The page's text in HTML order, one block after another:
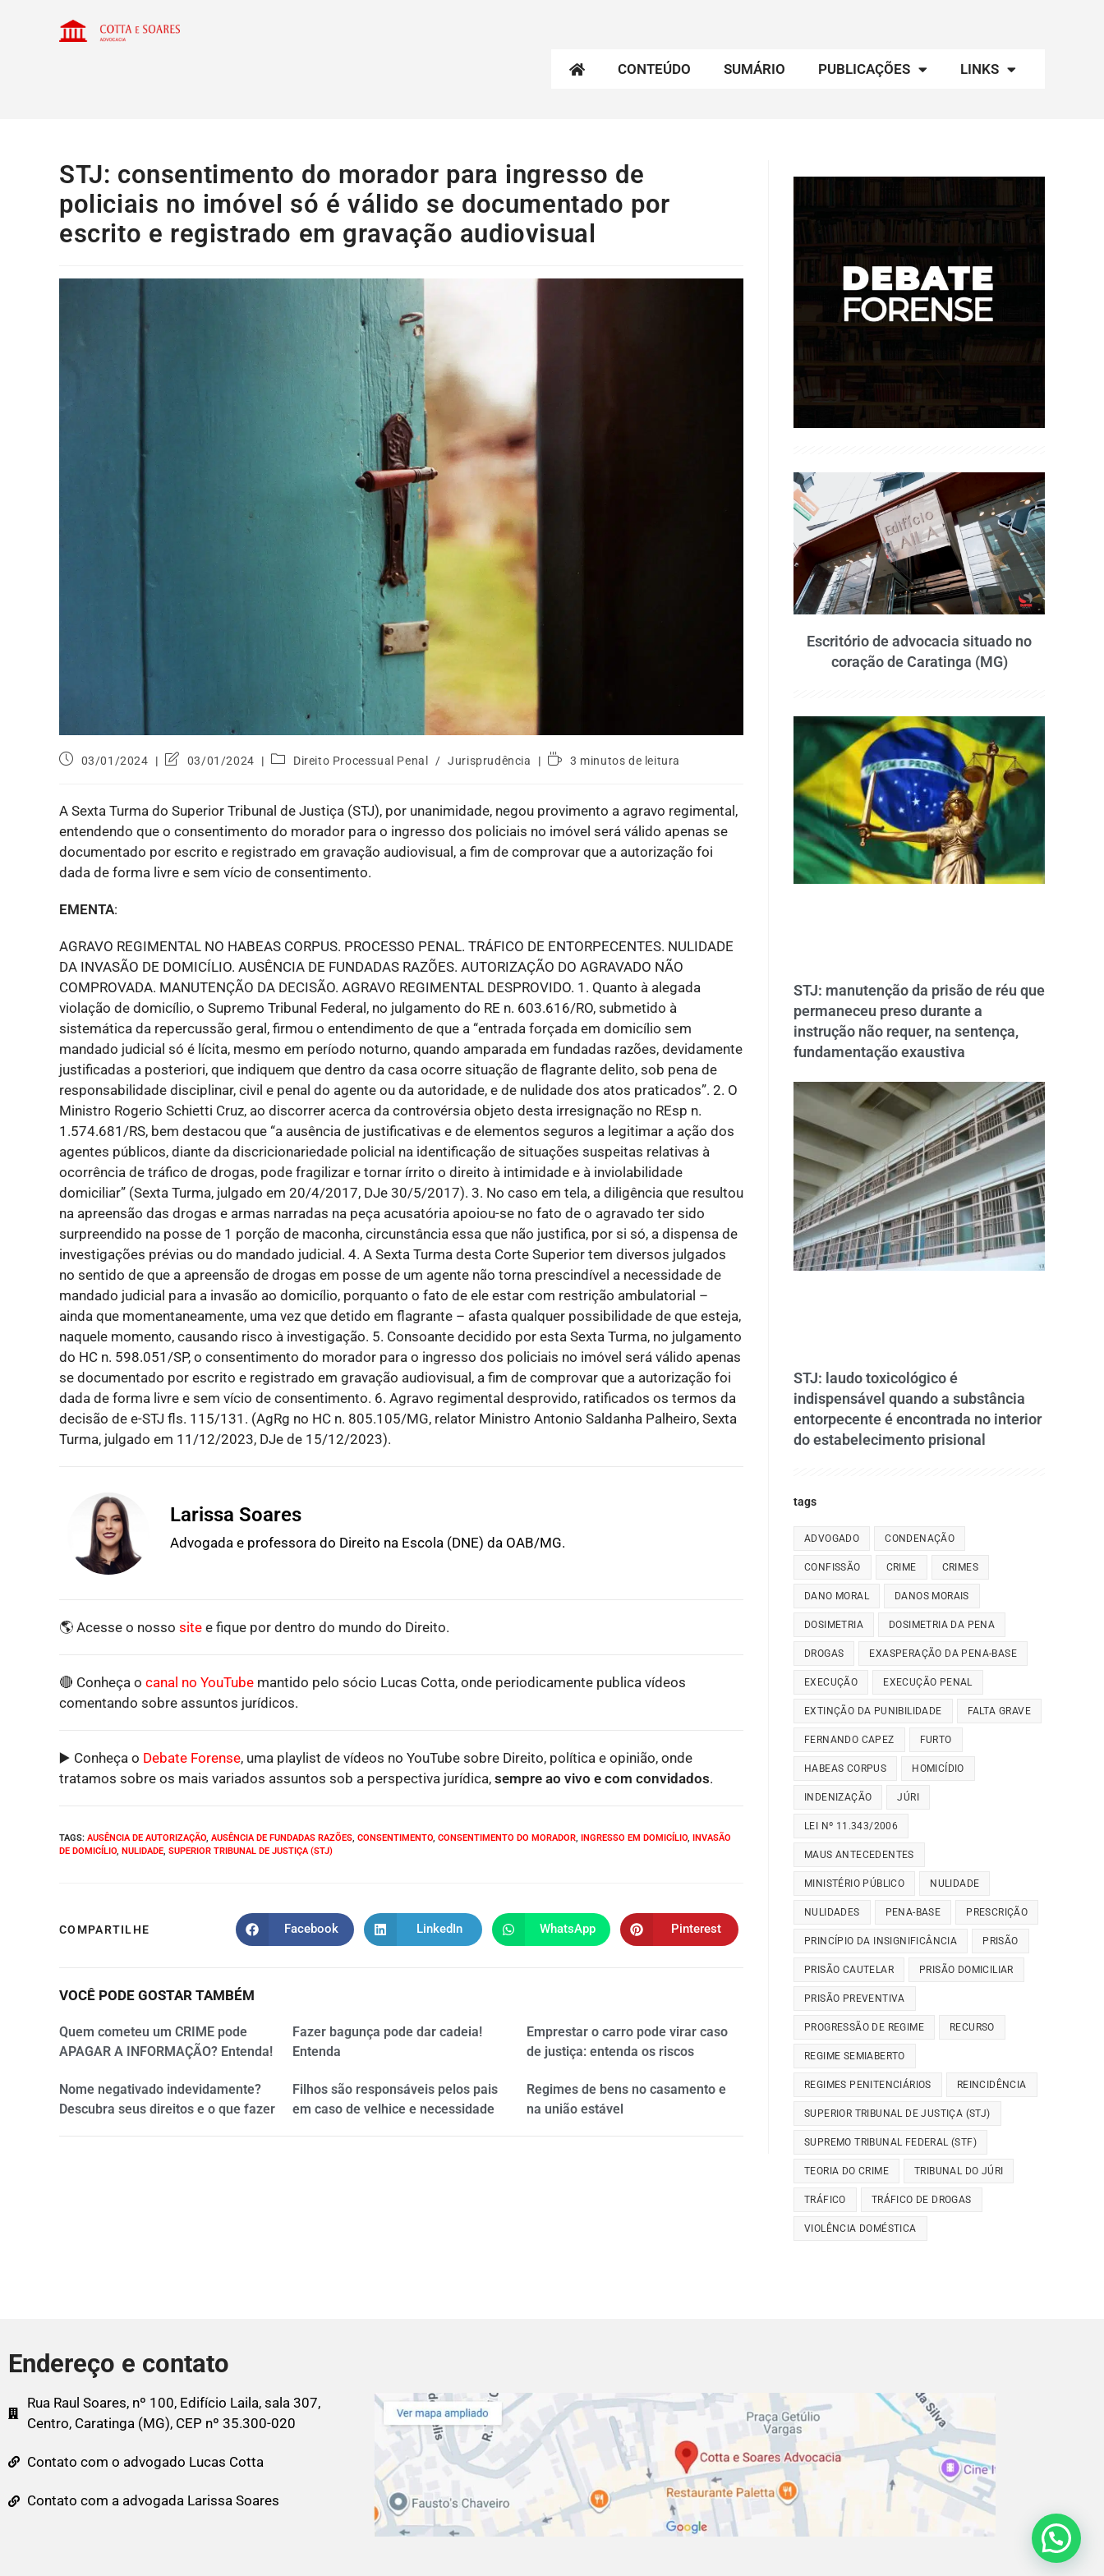
CONTEÚDO SUMÁRIO PUBLICAÇÕES LINKS
STJ: consentimento do morador para ingresso de
policiais no imóvel só é válido se documentado por
escrito e registrado em gravação audiovisual
03/01/2024 03/01/2024 Direito Processual Penal / Jurisprudência 3 minutos de leitura
A Sexta Turma do Superior Tribunal de Justiça (STJ), por unanimidade, negou provimento a agravo regimental,
entendendo que o consentimento do morador para o ingresso dos policiais no imóvel será válido apenas se
documentado por escrito e registrado em gravação audiovisual, a fim de comprovar que a autorização foi
dada de forma livre e sem vício de consentimento.
EMENTA:
AGRAVO REGIMENTAL NO HABEAS CORPUS. PROCESSO PENAL. TRÁFICO DE ENTORPECENTES. NULIDADE
DA INVASÃO DE DOMICÍLIO. AUSÊNCIA DE FUNDADAS RAZÕES. AUTORIZAÇÃO DO AGRAVADO NÃO
COMPROVADA. MANUTENÇÃO DA DECISÃO. AGRAVO REGIMENTAL DESPROVIDO. 1. Quanto à alegada
violação de domicílio, o Supremo Tribunal Federal, no julgamento do RE n. 603.616/RO, submetido à
sistemática da repercussão geral, firmou o entendimento de que a “entrada forçada em domicílio sem
mandado judicial só é lícita, mesmo em período noturno, quando amparada em fundadas razões, devidamente
justificadas a posteriori, que indiquem que dentro da casa ocorre situação de flagrante delito, sob pena de
responsabilidade disciplinar, civil e penal do agente ou da autoridade, e de nulidade dos atos praticados”. 2. O
Ministro Rogerio Schietti Cruz, ao discorrer acerca da controvérsia objeto desta irresignação no REsp n.
1.574.681/RS, bem destacou que “a ausência de justificativas e de elementos seguros a legitimar a ação dos
agentes públicos, diante da discricionariedade policial na identificação de situações suspeitas relativas à
ocorrência de tráfico de drogas, pode fragilizar e tornar írrito o direito à intimidade e à inviolabilidade
domiciliar” (Sexta Turma, julgado em 20/4/2017, DJe 30/5/2017). 3. No caso em tela, a diligência que resultou
na apreensão das drogas e armas narradas na peça acusatória apoiou-se no fato de o agravado ter sido
surpreendido na posse de 1 porção de maconha, circunstância essa que não justifica, por si só, a dispensa de
investigações prévias ou do mandado judicial. 4. A Sexta Turma desta Corte Superior tem diversos julgados
no sentido de que a apreensão de drogas em posse de um agente não torna prescindível a necessidade de
mandado judicial para a invasão ao domicílio, porquanto o fato de ele estar com restrição ambulatorial –
ainda que momentaneamente, uma vez que detido em flagrante – afasta qualquer possibilidade de que esteja,
naquele momento, causando risco à investigação. 5. Consoante decidido por esta Sexta Turma, no julgamento
do HC n. 598.051/SP, o consentimento do morador para o ingresso dos policiais no imóvel será válido apenas
se documentado por escrito e registrado em gravação audiovisual, a fim de comprovar que a autorização foi
dada de forma livre e sem vício de consentimento. 6. Agravo regimental desprovido, ratificados os termos da
decisão de e-STJ fls. 115/131. (AgRg no HC n. 805.105/MG, relator Ministro Antonio Saldanha Palheiro, Sexta
Turma, julgado em 11/12/2023, DJe de 15/12/2023).
Larissa Soares
Advogada e professora do Direito na Escola (DNE) da OAB/MG.
🌎 Acesse o nosso site e fique por dentro do mundo do Direito.
🔴 Conheça o canal no YouTube mantido pelo sócio Lucas Cotta, onde periodicamente publica vídeos
comentando sobre assuntos jurídicos.
▶️ Conheça o Debate Forense, uma playlist de vídeos no YouTube sobre Direito, política e opinião, onde
tratamos sobre os mais variados assuntos sob a perspectiva jurídica, sempre ao vivo e com convidados.
TAGS: AUSÊNCIA DE AUTORIZAÇÃO, AUSÊNCIA DE FUNDADAS RAZÕES, CONSENTIMENTO, CONSENTIMENTO DO MORADOR, INGRESSO EM DOMICÍLIO, INVASÃO
DE DOMICÍLIO, NULIDADE, SUPERIOR TRIBUNAL DE JUSTIÇA (STJ)
COMPARTILHE Facebook LinkedIn WhatsApp Pinterest
VOCÊ PODE GOSTAR TAMBÉM
Quem cometeu um CRIME pode
APAGAR A INFORMAÇÃO? Entenda!
Fazer bagunça pode dar cadeia!
Entenda
Emprestar o carro pode virar caso
de justiça: entenda os riscos
Nome negativado indevidamente?
Descubra seus direitos e o que fazer
Filhos são responsáveis pelos pais
em caso de velhice e necessidade
Regimes de bens no casamento e
na união estável
Escritório de advocacia situado no
coração de Caratinga (MG)
STJ: manutenção da prisão de réu que
permaneceu preso durante a
instrução não requer, na sentença,
fundamentação exaustiva
STJ: laudo toxicológico é
indispensável quando a substância
entorpecente é encontrada no interior
do estabelecimento prisional
tags
ADVOGADO CONDENAÇÃO
CONFISSÃO CRIME CRIMES
DANO MORAL DANOS MORAIS
DOSIMETRIA DOSIMETRIA DA PENA
DROGAS EXASPERAÇÃO DA PENA-BASE
EXECUÇÃO EXECUÇÃO PENAL
EXTINÇÃO DA PUNIBILIDADE FALTA GRAVE
FERNANDO CAPEZ FURTO
HABEAS CORPUS HOMICÍDIO
INDENIZAÇÃO JÚRI
LEI Nº 11.343/2006
MAUS ANTECEDENTES
MINISTÉRIO PÚBLICO NULIDADE
NULIDADES PENA-BASE PRESCRIÇÃO
PRINCÍPIO DA INSIGNIFICÂNCIA PRISÃO
PRISÃO CAUTELAR PRISÃO DOMICILIAR
PRISÃO PREVENTIVA
PROGRESSÃO DE REGIME RECURSO
REGIME SEMIABERTO
REGIMES PENITENCIÁRIOS REINCIDÊNCIA
SUPERIOR TRIBUNAL DE JUSTIÇA (STJ)
SUPREMO TRIBUNAL FEDERAL (STF)
TEORIA DO CRIME TRIBUNAL DO JÚRI
TRÁFICO TRÁFICO DE DROGAS
VIOLÊNCIA DOMÉSTICA
Endereço e contato
Rua Raul Soares, nº 100, Edifício Laila, sala 307,
Centro, Caratinga (MG), CEP nº 35.300-020
Contato com o advogado Lucas Cotta
Contato com a advogada Larissa Soares